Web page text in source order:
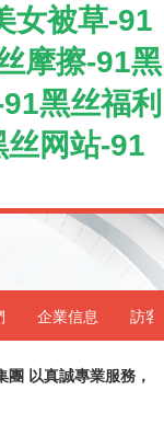
女被草-91
摩擦-91黑
黑丝福利
网站-91
企業信息 訪客
團 以真誠專業服務，